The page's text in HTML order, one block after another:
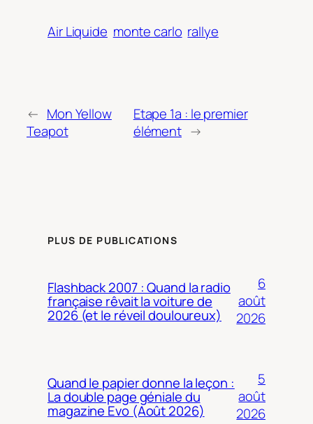
Air Liquide monte carlo rallye
← Mon Yellow
Teapot
Etape 1a : le premier
élément →
PLUS DE PUBLICATIONS
Flashback 2007 : Quand la radio
française rêvait la voiture de
2026 (et le réveil douloureux)
6
août
2026
Quand le papier donne la leçon :
La double page géniale du
magazine Evo (Août 2026)
5
août
2026